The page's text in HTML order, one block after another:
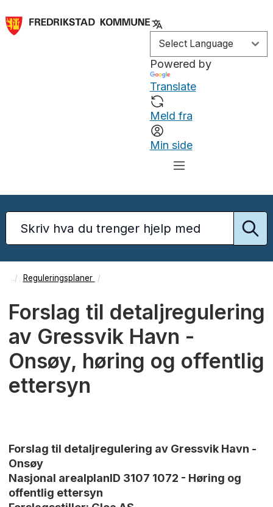
Powered by
Translate
Meld fra
Min side
Reguleringsplaner
Forslag til detaljregulering
av Gressvik Havn -
Onsøy, høring og offentlig
ettersyn
Forslag til detaljregulering av Gressvik Havn -
Onsøy
Nasjonal arealplanID 3107 1072 - Høring og
offentlig ettersyn